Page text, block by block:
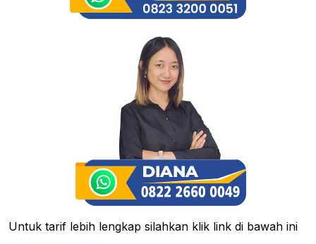
Untuk tarif lebih lengkap silahkan klik link di bawah ini